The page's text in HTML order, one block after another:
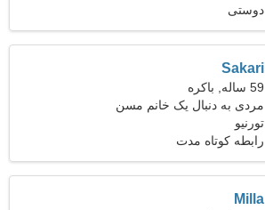
دوستی
Sakari
59 ساله, باکره
مردی به دنبال یک خانم مسن
تورنیو
رابطه کوتاه مدت
Milla